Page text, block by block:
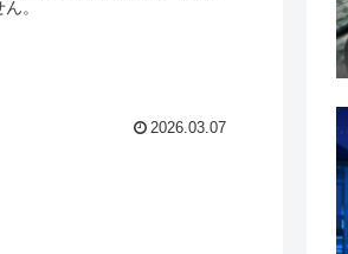
。
2026.03.07